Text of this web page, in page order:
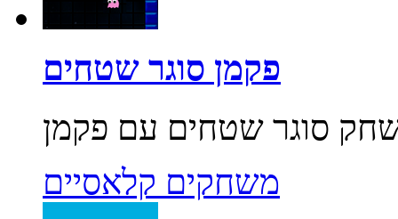
פקמן סוגר שטחים
משחקים קלאסיים